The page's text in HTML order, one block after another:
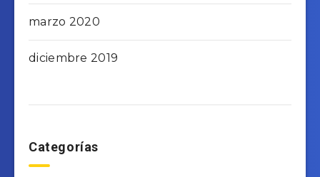
marzo 2020
diciembre 2019
Categorías